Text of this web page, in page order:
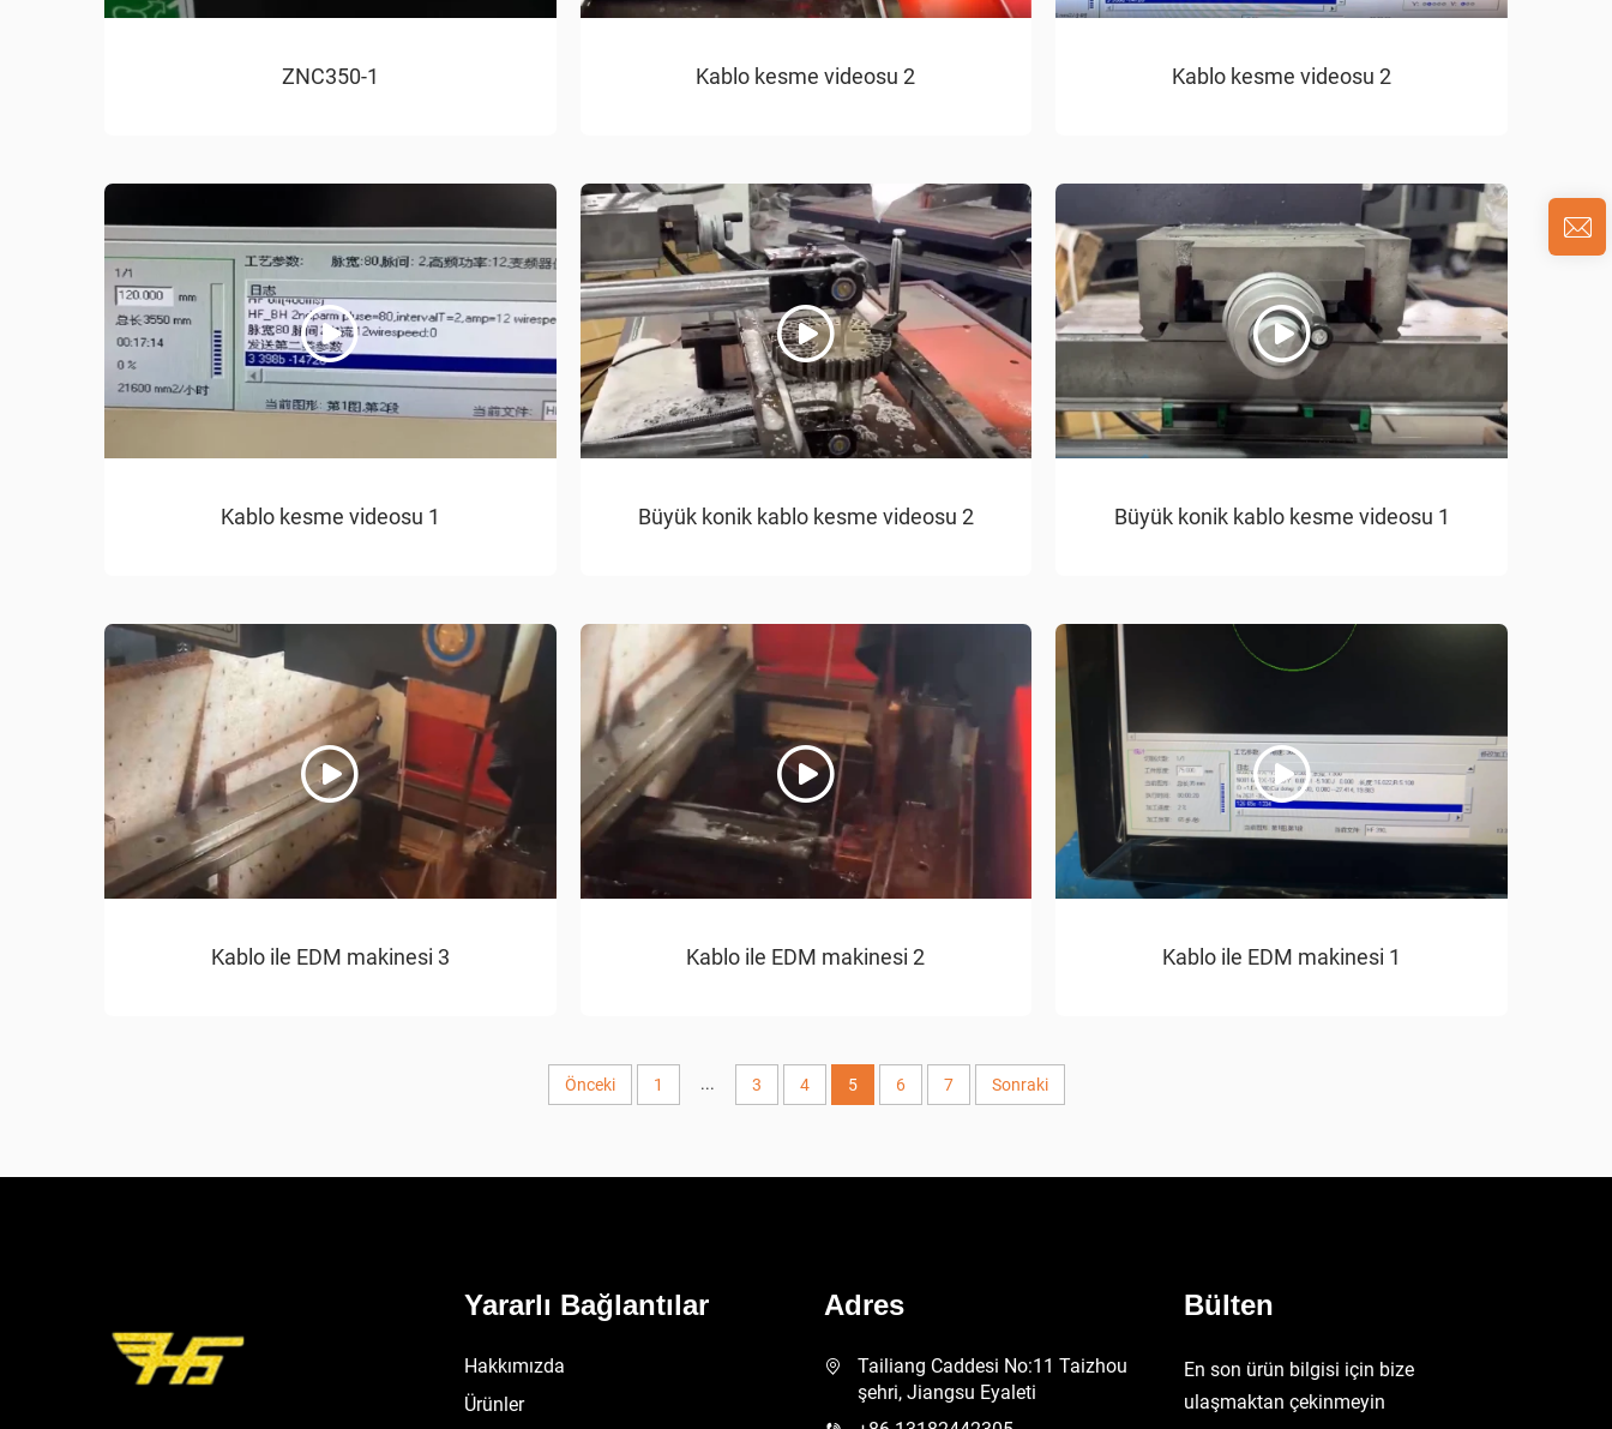
ZNC350-1 Kablo kesme videosu 2 Kablo kesme videosu 2
Kablo kesme videosu 1 Büyük konik kablo kesme videosu 2 Büyük konik kablo kesme videosu 1
Kablo ile EDM makinesi 3 Kablo ile EDM makinesi 2 Kablo ile EDM makinesi 1
Önceki 1 ... 3 4 5 6 7 Sonraki
Yararlı Bağlantılar
Hakkımızda
Ürünler
Adres
Tailiang Caddesi No:11 Taizhou
şehri, Jiangsu Eyaleti
Bülten
En son ürün bilgisi için bize
ulaşmaktan çekinmeyin